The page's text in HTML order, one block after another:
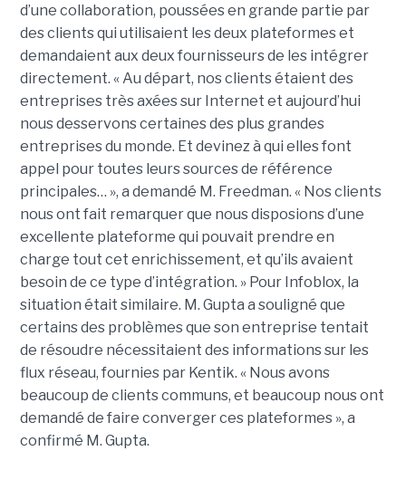
d’une collaboration, poussées en grande partie par
des clients qui utilisaient les deux plateformes et
demandaient aux deux fournisseurs de les intégrer
directement. « Au départ, nos clients étaient des
entreprises très axées sur Internet et aujourd’hui
nous desservons certaines des plus grandes
entreprises du monde. Et devinez à qui elles font
appel pour toutes leurs sources de référence
principales… », a demandé M. Freedman. « Nos clients
nous ont fait remarquer que nous disposions d’une
excellente plateforme qui pouvait prendre en
charge tout cet enrichissement, et qu’ils avaient
besoin de ce type d’intégration. » Pour Infoblox, la
situation était similaire. M. Gupta a souligné que
certains des problèmes que son entreprise tentait
de résoudre nécessitaient des informations sur les
flux réseau, fournies par Kentik. « Nous avons
beaucoup de clients communs, et beaucoup nous ont
demandé de faire converger ces plateformes », a
confirmé M. Gupta.